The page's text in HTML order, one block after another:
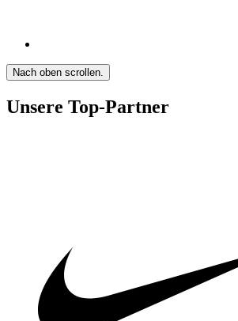
Nach oben scrollen.
Unsere Top-Partner